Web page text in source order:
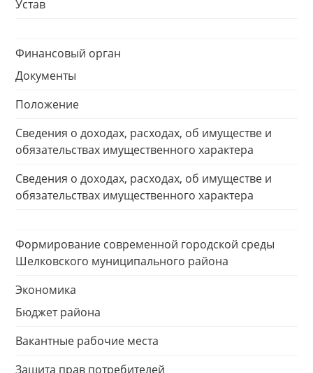
Устав
Финансовый орган
Документы
Положение
Сведения о доходах, расходах, об имуществе и
обязательствах имущественного характера
Сведения о доходах, расходах, об имуществе и
обязательствах имущественного характера
Формирование современной городской среды
Шелковского муниципального района
Экономика
Бюджет района
Вакантные рабочие места
Защита прав потребителей